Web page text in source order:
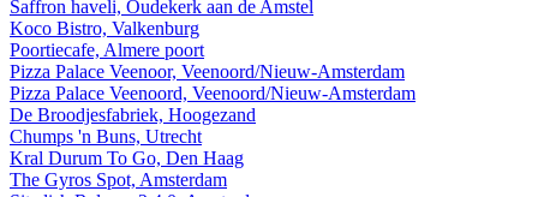
Saffron haveli, Oudekerk aan de Amstel
Koco Bistro, Valkenburg
Poortiecafe, Almere poort
Pizza Palace Veenoor, Veenoord/Nieuw-Amsterdam
Pizza Palace Veenoord, Veenoord/Nieuw-Amsterdam
De Broodjesfabriek, Hoogezand
Chumps 'n Buns, Utrecht
Kral Durum To Go, Den Haag
The Gyros Spot, Amsterdam